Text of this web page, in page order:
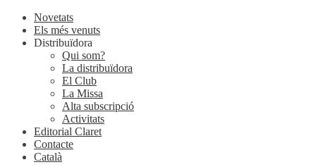
Novetats
Els més venuts
Distribuïdora
Qui som?
La distribuïdora
El Club
La Missa
Alta subscripció
Activitats
Editorial Claret
Contacte
Català